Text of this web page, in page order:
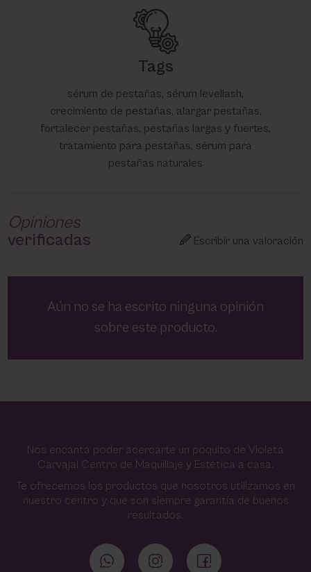
Tags
sérum de pestañas, sérum levellash,
crecimiento de pestañas, alargar pestañas,
fortalecer pestañas, pestañas largas y fuertes,
tratamiento para pestañas, sérum para
pestañas naturales
Opiniones
verificadas
Escribir una valoración
Aún no se ha escrito ninguna opinión
sobre este producto.
Nos encanta poder acercarte un poquito de Violeta
Carvajal Centro de Maquillaje y Estética a casa.
Te ofrecemos los productos que nosotros utilizamos en
nuestro centro y que son siempre garantía de buenos
resultados.